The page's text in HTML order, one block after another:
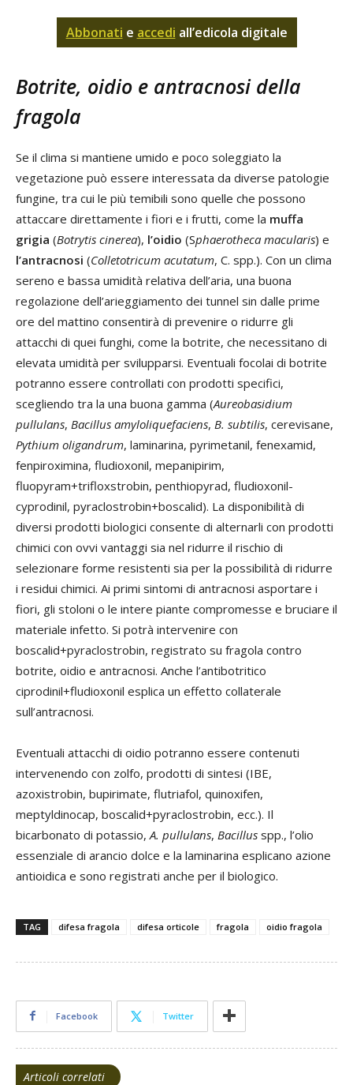
Abbonati e accedi all’edicola digitale
Botrite, oidio e antracnosi della
fragola
Se il clima si mantiene umido e poco soleggiato la
vegetazione può essere interessata da diverse patologie
fungine, tra cui le più temibili sono quelle che possono
attaccare direttamente i fiori e i frutti, come la muffa
grigia (Botrytis cinerea), l’oidio (Sphaerotheca macularis) e
l’antracnosi (Colletotricum acutatum, C. spp.). Con un clima
sereno e bassa umidità relativa dell’aria, una buona
regolazione dell’arieggiamento dei tunnel sin dalle prime
ore del mattino consentirà di prevenire o ridurre gli
attacchi di quei funghi, come la botrite, che necessitano di
elevata umidità per svilupparsi. Eventuali focolai di botrite
potranno essere controllati con prodotti specifici,
scegliendo tra la una buona gamma (Aureobasidium
pullulans, Bacillus amyloliquefaciens, B. subtilis, cerevisane,
Pythium oligandrum, laminarina, pyrimetanil, fenexamid,
fenpiroximina, fludioxonil, mepanipirim,
fluopyram+trifloxstrobin, penthiopyrad, fludioxonil-
cyprodinil, pyraclostrobin+boscalid). La disponibilità di
diversi prodotti biologici consente di alternarli con prodotti
chimici con ovvi vantaggi sia nel ridurre il rischio di
selezionare forme resistenti sia per la possibilità di ridurre
i residui chimici. Ai primi sintomi di antracnosi asportare i
fiori, gli stoloni o le intere piante compromesse e bruciare il
materiale infetto. Si potrà intervenire con
boscalid+pyraclostrobin, registrato su fragola contro
botrite, oidio e antracnosi. Anche l’antibotritico
ciprodinil+fludioxonil esplica un effetto collaterale
sull’antracnosi.
Eventuali attacchi di oidio potranno essere contenuti
intervenendo con zolfo, prodotti di sintesi (IBE,
azoxistrobin, bupirimate, flutriafol, quinoxifen,
meptyldinocap, boscalid+pyraclostrobin, ecc.). Il
bicarbonato di potassio, A. pullulans, Bacillus spp., l’olio
essenziale di arancio dolce e la laminarina esplicano azione
antioidica e sono registrati anche per il biologico.
TAG difesa fragola difesa orticole fragola oidio fragola
Facebook Twitter
Articoli correlati